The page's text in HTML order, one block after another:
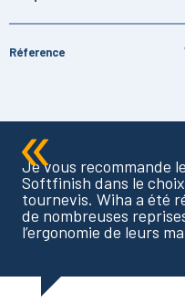
Réference
Je vous recommande
Softfinish dans le
tournevis. Wiha a été
de nombreuses
l’ergonomie de leurs